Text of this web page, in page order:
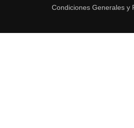
Condiciones Generales y